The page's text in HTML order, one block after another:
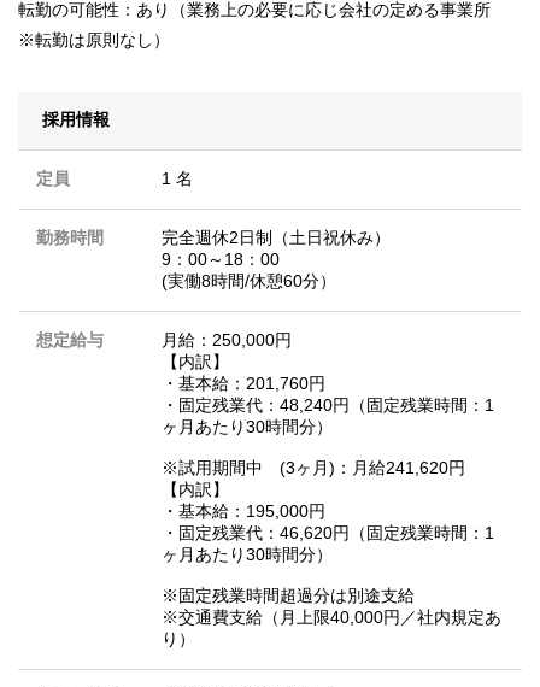
転勤の可能性：あり（業務上の必要に応じ会社の定める事業所
※転勤は原則なし）
採用情報
定員 1 名
勤務時間
完全週休2日制（土日祝休み）
9：00～18：00
(実働8時間/休憩60分）
想定給与
月給：250,000円
【内訳】
・基本給：201,760円
・固定残業代：48,240円（固定残業時間：1
ヶ月あたり30時間分）
※試用期間中 (3ヶ月)：月給241,620円
【内訳】
・基本給：195,000円
・固定残業代：46,620円（固定残業時間：1
ヶ月あたり30時間分）
※固定残業時間超過分は別途支給
※交通費支給（月上限40,000円／社内規定あ
り）